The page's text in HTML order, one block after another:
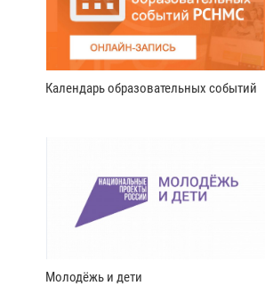
Календарь образовательных событий
Молодёжь и дети